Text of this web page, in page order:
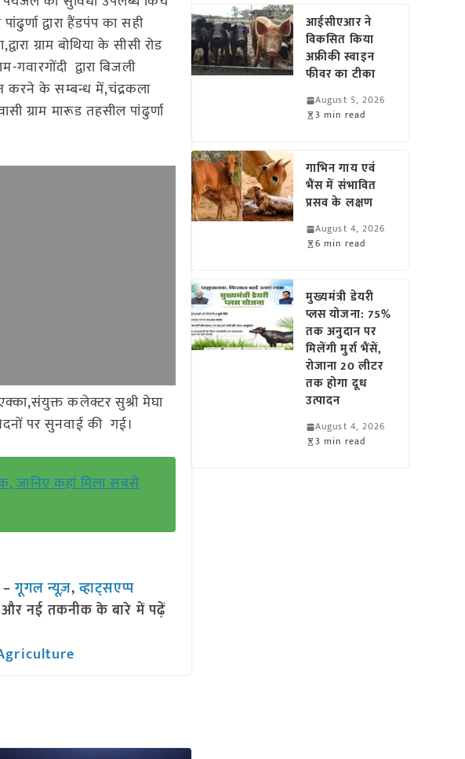
द्वारा हैंडपंप का सही
ग्राम बोथिया के सीसी रोड
द्वारा बिजली
करने के सम्बन्ध में,चंद्रकला
ग्राम मारूड तहसील पांढुर्णा
कलेक्टर सुश्री मेघा
पर सुनवाई की गई।
जानिए कहां मिला सबसे
गूगल न्यूज़,व्हाट्सएप्प
और नई तकनीक के बारे में पढ़ें
आईसीएआर ने
विकसित किया
अफ्रीकी स्वाइन
फीवर का टीका
August 5, 2026
3 min read
गाभिन गाय एवं
भैंस में संभावित
प्रसव के लक्षण
August 4, 2026
6 min read
मुख्यमंत्री डेयरी
प्लस योजना: 75%
तक अनुदान पर
मिलेंगी मुर्रा भैंसें,
रोजाना 20 लीटर
तक होगा दूध
उत्पादन
August 4, 2026
3 min read